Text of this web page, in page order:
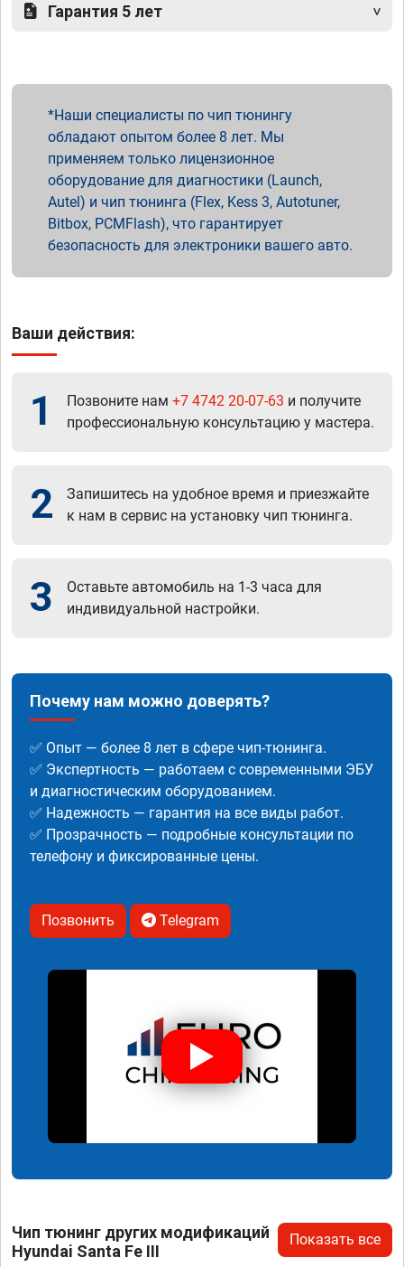
Гарантия 5 лет
Наши специалисты по чип тюнингу
обладают опытом более 8 лет. Мы
применяем только лицензионное
оборудование для диагностики (Launch,
Autel) и чип тюнинга (Flex, Kess 3, Autotuner,
Bitbox, PCMFlash), что гарантирует
безопасность для электроники вашего авто.
Ваши действия:
1 Позвоните нам +7 4742 20-07-63 и получите
профессиональную консультацию у мастера.
2
Запишитесь на удобное время и приезжайте
к нам в сервис на установку чип тюнинга.
3
Оставьте автомобиль на 1-3 часа для
индивидуальной настройки.
Почему нам можно доверять?
✅ Опыт — более 8 лет в сфере чип-тюнинга.
✅ Экспертность — работаем с современными ЭБУ
и диагностическим оборудованием.
✅ Надежность — гарантия на все виды работ.
✅ Прозрачность — подробные консультации по
телефону и фиксированные цены.
Позвонить Telegram
Чип тюнинг других модификаций
Hyundai Santa Fe III
Показать все